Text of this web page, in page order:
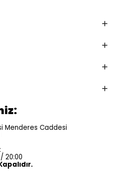
Menderes Caddesi
:
20:00